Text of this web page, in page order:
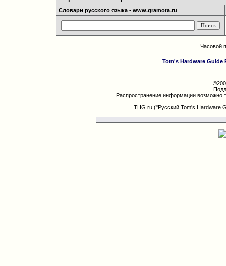
Словари русского языка - www.gramota.ru
Часовой
Tom's Hardware Guide
Распространение информации возможно
THG.ru ("Русский Tom's Hardware